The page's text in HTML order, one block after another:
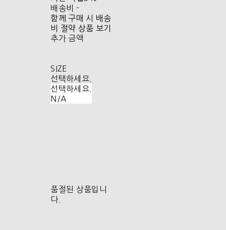
배송비 -
함께 구매 시 배송
비 절약 상품 보기
추가 금액
SIZE
선택하세요.
선택하세요.
N/A
품절된 상품입니
다.